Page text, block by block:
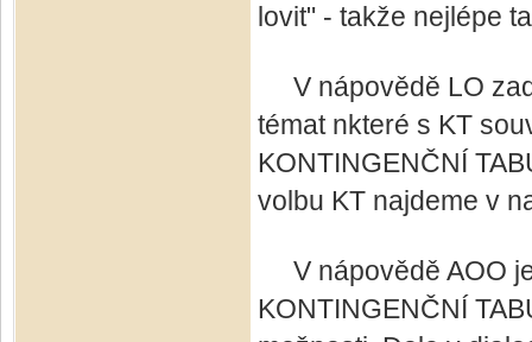
lovit" - takže nejlépe
V nápovědě LO
témat nkteré s KT
KONTINGENČNÍ
volbu KT najdeme v
V nápovědě AOO
KONTINGENČNÍ